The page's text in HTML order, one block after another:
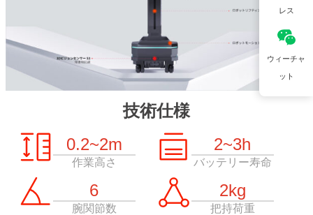
技術仕様
0.2~2m
作業高さ
2~3h
バッテリー寿命
6
腕関節数
2kg
把持荷重
レス
ウィーチャ
ット